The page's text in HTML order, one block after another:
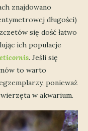
znajdowano
długości)
się dość łatwo
ich populacje
. Jeśli się
to warto
ponieważ
w akwarium.